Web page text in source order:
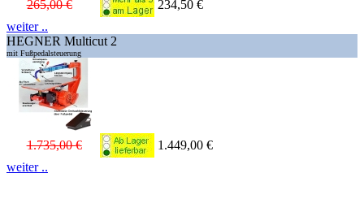
265,00 €
234,50 €
weiter ..
HEGNER Multicut 2
mit Fußpedalsteuerung
1.735,00 €
1.449,00 €
weiter ..